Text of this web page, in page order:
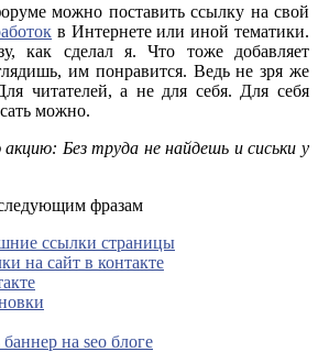
можно поставить ссылку на свой
в Интернете или иной тематики.
как сделал я. Что тоже добавляет
им понравится. Ведь не зря же
читателей, а не для себя. Для себя
можно.
Без труда не найдешь и сиськи у
фразам
ссылки страницы
на сайт в контакте
на seo блоге